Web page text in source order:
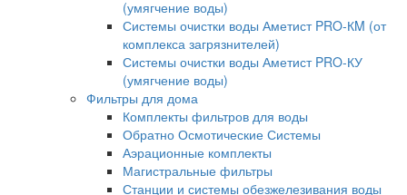
(умягчение воды)
Системы очистки воды Аметист PRO-КM (от
комплекса загрязнителей)
Системы очистки воды Аметист PRO-КУ
(умягчение воды)
Фильтры для дома
Комплекты фильтров для воды
Обратно Осмотические Системы
Аэрационные комплекты
Магистральные фильтры
Станции и системы обезжелезивания воды